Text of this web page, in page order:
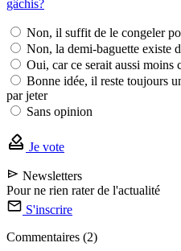
gâchis?
Non, il suffit de le congeler
Non, la demi-baguette existe
Oui, car ce serait aussi moins
Bonne idée, il reste toujours
par jeter
Sans opinion
Je vote
Newsletters
Pour ne rien rater de l'actualité
S'inscrire
Commentaires (2)